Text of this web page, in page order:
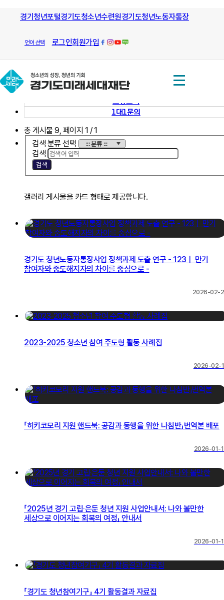
경기청년포털경기도청소년수련원경기도청년노동자통장
언어 선택 로그인회원가입
모든 방향으로 열린길과 그길을 안내하는
경기도미래세대재단
재단소식
보도자료
홍보간행물
1대1문의
총 게시물9, 페이지 1 / 1
검색 분류 선택
검색
검색
갤러리 게시물을 카드 형태로 제공합니다.
경기도 청년노동자통장사업 정책과제 도출 연구 - 123ㅣ 만기
참여자와 중도해지자의 차이를 중심으로 -
2026-02-
2023-2025 청소년 참여 주도형 활동 사례집
2026-02-
「히키코모리 지원 핸드북: 공감과 동행을 위한 나침반」번역본 배포
2026-01-
「2025년 경기 고립‧은둔 청년 지원 사업안내서: 나와 볼만한
세상으로 이어지는 회복의 여정」 안내서
2026-01-
「경기도 청년참여기구」 4기 활동결과 자료집